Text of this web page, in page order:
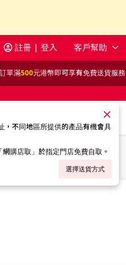
註冊 | 登入 客戶幫助
訂單滿500元港幣即可享有免費送貨服務
，不同地區所提供的產品有機會具
購店取」於指定門店免費自取。
選擇送貨方式